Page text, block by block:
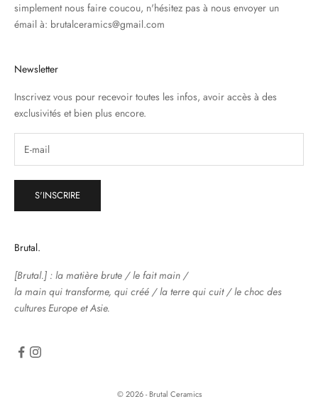
simplement nous faire coucou, n'hésitez pas à nous envoyer un
émail à: brutalceramics@gmail.com
Newsletter
Inscrivez vous pour recevoir toutes les infos, avoir accès à des
exclusivités et bien plus encore.
S'INSCRIRE
Brutal.
[Brutal.] : la matière brute / le fait main /
la main qui transforme, qui créé / la terre qui cuit / le choc des
cultures Europe et Asie.
© 2026 - Brutal Ceramics